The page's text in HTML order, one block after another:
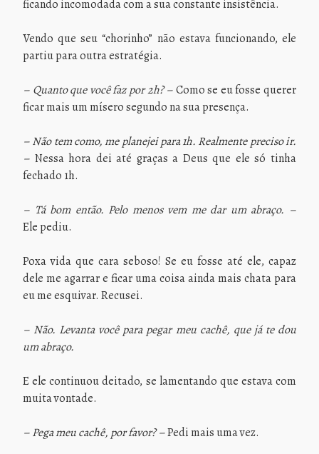
ficando incomodada com a sua constante insistência.
Vendo que seu “chorinho” não estava funcionando, ele
partiu para outra estratégia.
– Quanto que você faz por 2h? –Como se eu fosse querer
ficar mais um mísero segundo na sua presença.
– Não tem como, me planejei para 1h. Realmente preciso ir.
– Nessa hora dei até graças a Deus que ele só tinha
fechado 1h.
– Tá bom então. Pelo menos vem me dar um abraço. –
Ele pediu.
Poxa vida que cara seboso! Se eu fosse até ele, capaz
dele me agarrar e ficar uma coisa ainda mais chata para
eu me esquivar. Recusei.
– Não. Levanta você para pegar meu cachê, que já te dou
um abraço.
E ele continuou deitado, se lamentando que estava com
muita vontade.
– Pega meu cachê, por favor? –Pedi mais uma vez.